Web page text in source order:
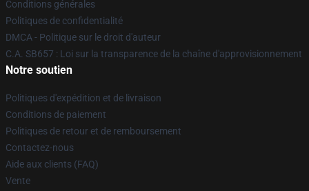
Conditions générales
Politiques de confidentialité
DMCA - Politique sur le droit d'auteur
C.A. SB657 : Loi sur la transparence de la chaîne d'approvisionnement
Notre soutien
Politiques d'expédition et de livraison
Conditions de paiement
Politiques de retour et de remboursement
Contactez-nous
Aide aux clients (FAQ)
Vente